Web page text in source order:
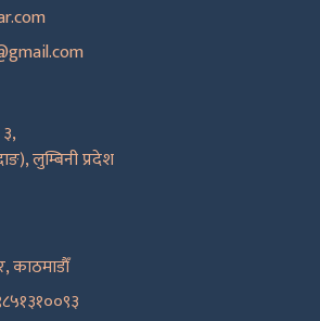
लुम्बिनी प्रदेश
काठमाडाैँ